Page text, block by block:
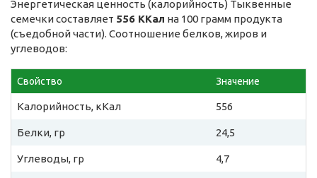
Энергетическая ценность (калорийность) Тыквенные
семечки составляет 556 ККал на 100 грамм продукта
(съедобной части). Соотношение белков, жиров и
углеводов:
Свойство Значение
Калорийность, кКал 556
Белки, гр 24,5
Углеводы, гр 4,7